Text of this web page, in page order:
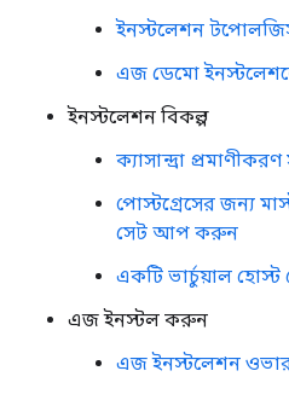
ইনস্টলেশন
এজ ডেমো
ইনস্টলেশন বিকল্প
ক্যাসান্দ্রা
পোস্টগ্রেসের জন্য
সেট আপ করুন
একটি ভার্চুয়াল
এজ ইনস্টল করুন
এজ ইনস্টলেশন